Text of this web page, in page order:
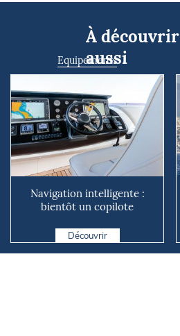
À découvrir
aussi
Equipements
Navigation intelligente :
bientôt un copilote
Découvrir